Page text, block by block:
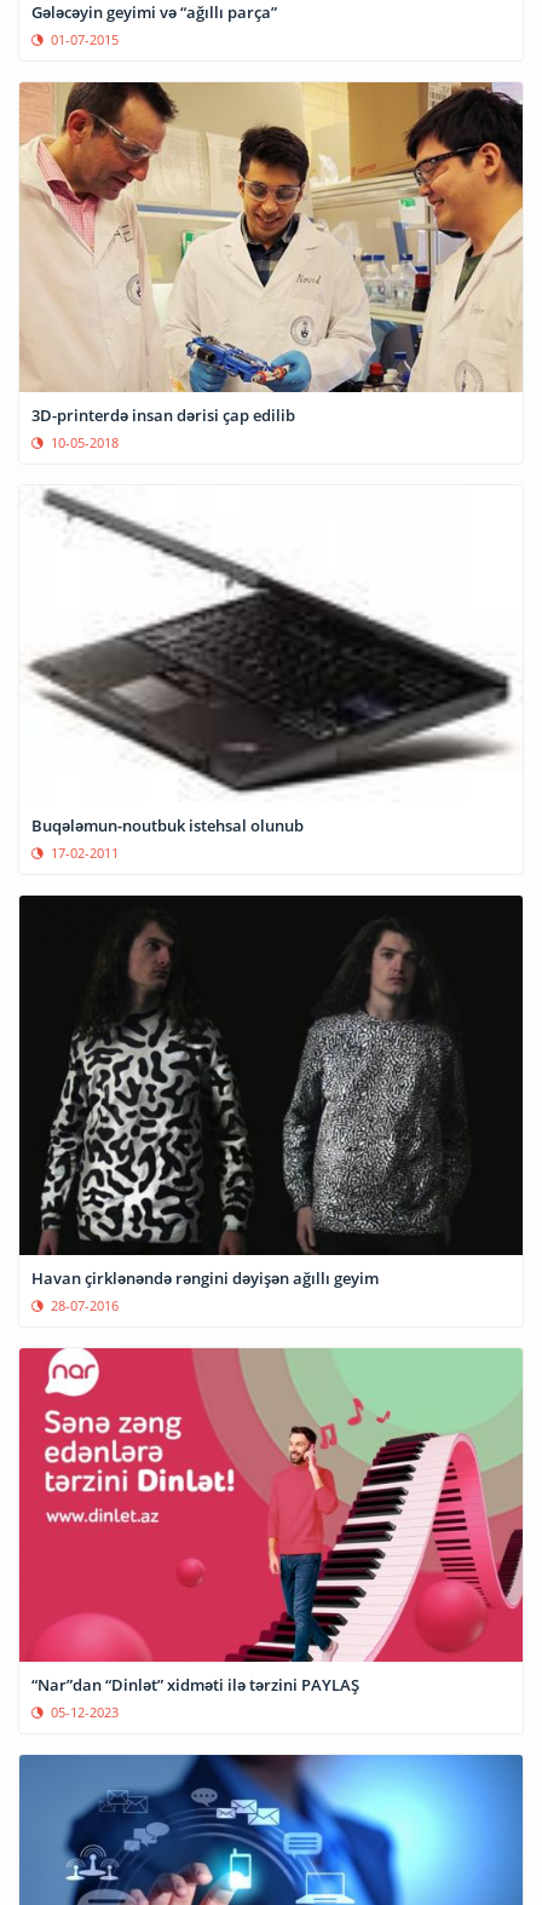
Gələcəyin geyimi və “ağıllı parça”
01-07-2015
3D-printerdə insan dərisi çap edilib
10-05-2018
Buqələmun-noutbuk istehsal olunub
17-02-2011
Havan çirklənəndə rəngini dəyişən ağıllı geyim
28-07-2016
“Nar”dan “Dinlət” xidməti ilə tərzini PAYLAŞ
05-12-2023